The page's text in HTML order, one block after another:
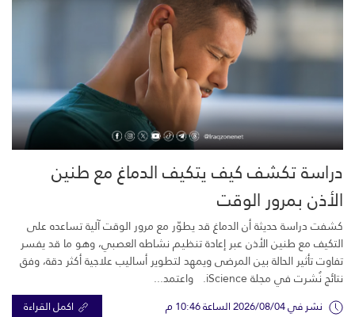
دراسة تكشف كيف يتكيف الدماغ مع طنين
الأذن بمرور الوقت
كشفت دراسة حديثة أن الدماغ قد يطوّر مع مرور الوقت آلية تساعده على
التكيف مع طنين الأذن عبر إعادة تنظيم نشاطه العصبي، وهو ما قد يفسر
تفاوت تأثير الحالة بين المرضى ويمهد لتطوير أساليب علاجية أكثر دقة، وفق
نتائج نُشرت في مجلة iScience. واعتمد...
نشر في 2026/08/04 الساعة 10:46 م اكمل القراءة